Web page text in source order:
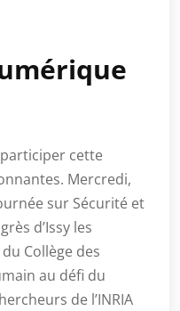
participer cette
Mercredi,
sur Sécurité et
d’Issy les
Collège des
au défi du
de l’INRIA